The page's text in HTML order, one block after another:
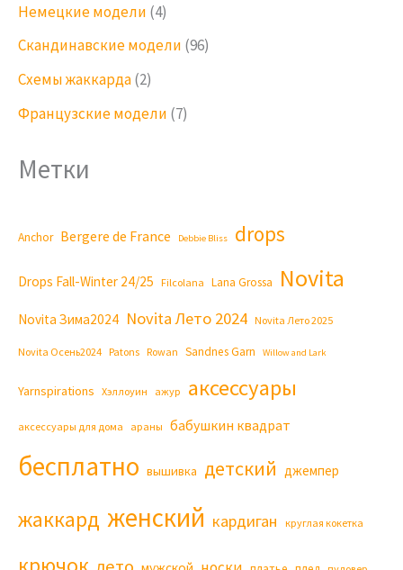
Немецкие модели (4)
Скандинавские модели (96)
Схемы жаккарда(2)
Французские модели (7)
Метки
Anchor Bergere de France Debbie Bliss drops
Drops Fall-Winter 24/25 Filcolana Lana Grossa Novita
Novita Зима2024 Novita Лето 2024 Novita Лето 2025
Novita Осень2024 Patons Rowan Sandnes Garn Willow and Lark
Yarnspirations Хэллоуин ажур аксессуары
аксессуары для дома араны бабушкин квадрат
бесплатно вышивка детский джемпер
жаккард женский кардиган круглая кокетка